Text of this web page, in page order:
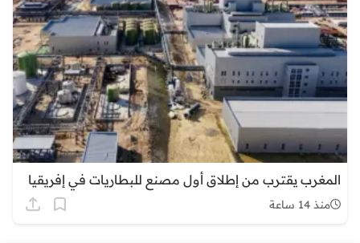
المغرب يقترب من إطلاق أول مصنع للبطاريات في إفريقيا
منذ 14 ساعة